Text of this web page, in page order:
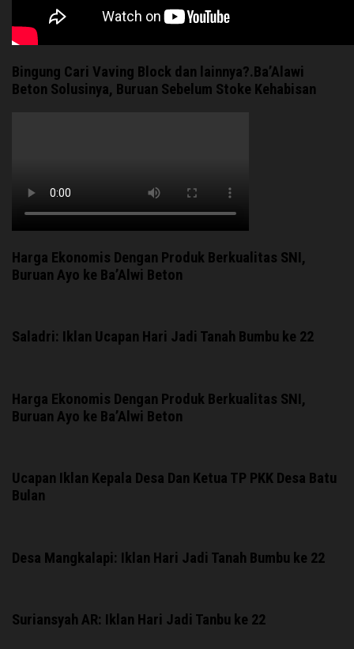
Bingung Cari Vaving Block dan lainnya?.Ba’Alawi
Beton Solusinya, Buruan Sebelum Stoke Kehabisan
Harga Ekonomis Dengan Produk Berkualitas SNI,
Buruan Ayo ke Ba’Alwi Beton
Saladri: Iklan Ucapan Hari Jadi Tanah Bumbu ke 22
Harga Ekonomis Dengan Produk Berkualitas SNI,
Buruan Ayo ke Ba’Alwi Beton
Ucapan Iklan Kepala Desa Dan Ketua TP PKK Desa Batu
Bulan
Desa Mangkalapi: Iklan Hari Jadi Tanah Bumbu ke 22
Suriansyah AR: Iklan Hari Jadi Tanbu ke 22